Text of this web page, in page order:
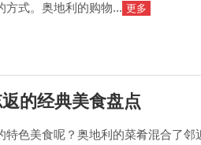
方式。奥地利的购物... 更多
的经典美食盘点
色美食呢？奥地利的菜肴混合了邻